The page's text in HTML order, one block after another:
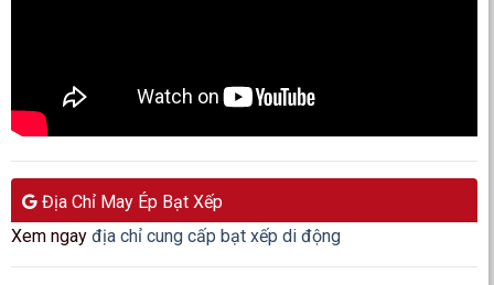
Địa Chỉ May Ép Bạt Xếp
Xem ngay địa chỉ cung cấp bạt xếp di động